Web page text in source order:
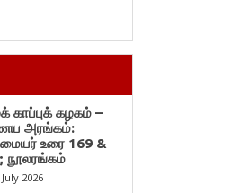
காப்புக் கழகம் –
அரங்கம்:
உரை 169 &
நூலரங்கம்
July 2026